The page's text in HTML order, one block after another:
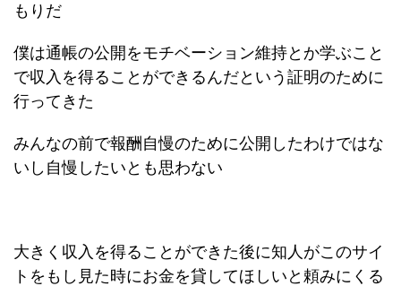
もりだ
僕は通帳の公開をモチベーション維持とか学ぶこと
で収入を得ることができるんだという証明のために
行ってきた
みんなの前で報酬自慢のために公開したわけではな
いし自慢したいとも思わない
大きく収入を得ることができた後に知人がこのサイ
トをもし見た時にお金を貸してほしいと頼みにくる